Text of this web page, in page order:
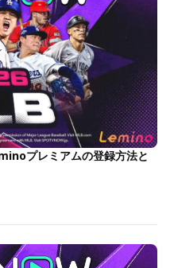
プレミアムの登録方法と